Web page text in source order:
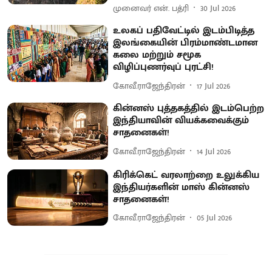
முனைவர் என். பத்ரி 30 Jul 2026
உலகப் பதிவேட்டில் இடம்பிடித்த
இலங்கையின் பிரம்மாண்டமான
கலை மற்றும் சமூக
விழிப்புணர்வுப் புரட்சி!
கோவீ.ராஜேந்திரன் 17 Jul 2026
கின்னஸ் புத்தகத்தில் இடம்பெற்ற
இந்தியாவின் வியக்கவைக்கும்
சாதனைகள்!
கோவீ.ராஜேந்திரன் 14 Jul 2026
கிரிக்கெட் வரலாற்றை உலுக்கிய
இந்தியர்களின் மாஸ் கின்னஸ்
சாதனைகள்!
கோவீ.ராஜேந்திரன் 05 Jul 2026